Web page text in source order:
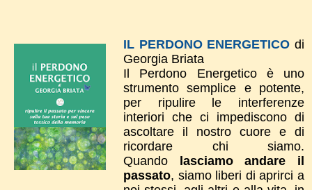
IL PERDONO ENERGETICO di
Georgia Briata
Il Perdono Energetico è uno
strumento semplice e potente,
per ripulire le interferenze
interiori che ci impediscono di
ascoltare il nostro cuore e di
ricordare chi siamo.
Quando lasciamo andare il
passato, siamo liberi di aprirci a